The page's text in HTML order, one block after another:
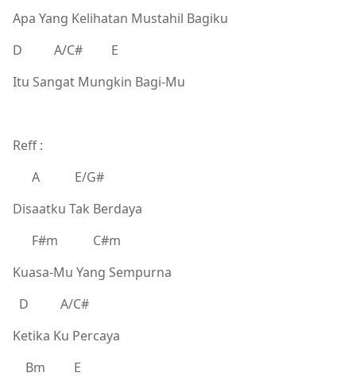
Apa Yang Kelihatan Mustahil Bagiku
D A/C# E
Itu Sangat Mungkin Bagi-Mu
Reff :
A E/G#
Disaatku Tak Berdaya
F#m C#m
Kuasa-Mu Yang Sempurna
D A/C#
Ketika Ku Percaya
Bm E